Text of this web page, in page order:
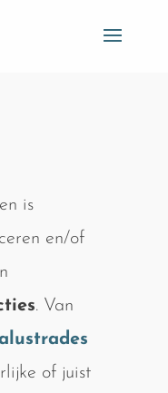
is
en/of
. Van
of juist